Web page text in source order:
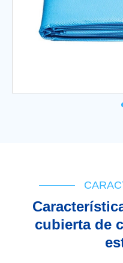
cubierta de